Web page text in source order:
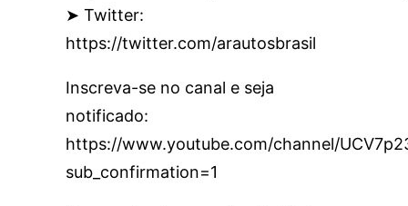
➤ Twitter:
https://twitter.com/arautosbrasil
Inscreva-se no canal e seja
notificado:
https://www.youtube.com/channel/
sub_confirmation=1